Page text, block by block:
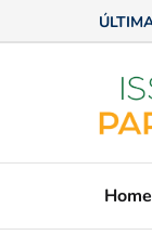
Home